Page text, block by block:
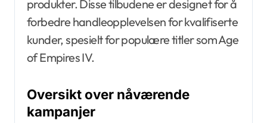
produkter. Disse tilbudene er designet for å
forbedre handleopplevelsen for kvalifiserte
kunder, spesielt for populære titler som Age
of Empires IV.
Oversikt over nåværende
kampanjer